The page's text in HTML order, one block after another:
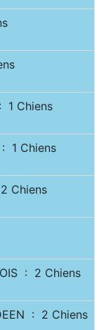
1 Chiens
1 Chiens
Chiens
: 2 Chiens
: 2 Chiens